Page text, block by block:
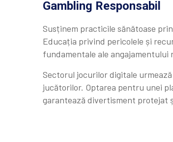
Gambling Responsabil
Susținem practicile sănătoase
Educația privind pericolele și
fundamentale ale
Sectorul jocurilor digitale
jucătorilor. Optarea pentru unei
garantează divertisment protejat